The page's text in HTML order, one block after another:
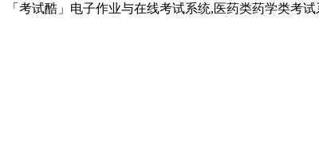
「考试酷」电子作业与在线考试系统,医药类药学类考